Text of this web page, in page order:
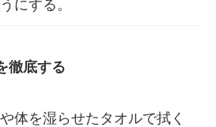
にする。
徹底する
体を湿らせたタオルで拭く